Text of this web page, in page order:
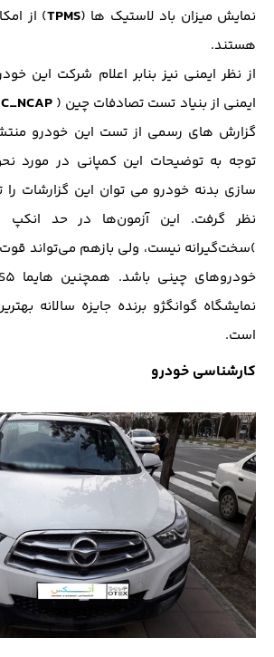
نمایش میزان باد لاستیک ها (TPMS
هستند.
ایمنی از بنیاد تست تصادفات چین (C_NCAP
گزارش های رسمی از تست این خودرو
توجه به توضیحات این کمپانی در مورد
سازی بدنه خودرو می توان این گزارشات
نظر گرفت. این آزمون‌ها در حد انکپ
)سخت‌گیرانه نیست، ولی بازهم می‌تواند قوت
است.
کارشناسی خودرو